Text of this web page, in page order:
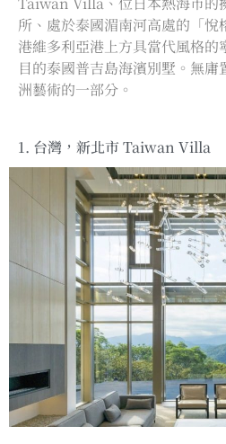
所、處於泰國湄南河高處的「悅
港維多利亞港上方具當代風格的
目的泰國普吉島海濱別墅。無
洲藝術的一部分。
1. 台灣，新北市 Taiwan Villa